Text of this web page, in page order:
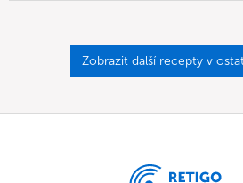
Zobrazit další recepty v